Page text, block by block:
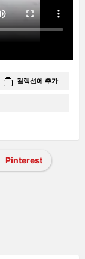
컬렉션에 추가
Pinterest